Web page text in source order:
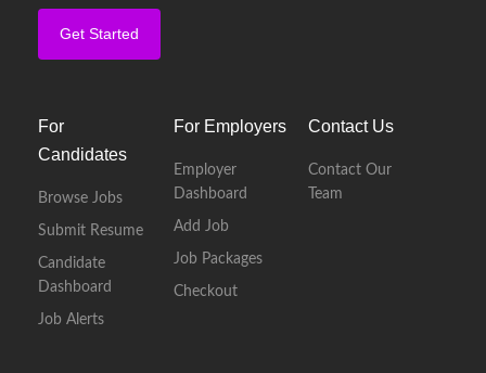
Get Started
For
Candidates
Browse Jobs
Submit Resume
Candidate
Dashboard
Job Alerts
For Employers
Employer
Dashboard
Add Job
Job Packages
Checkout
Contact Us
Contact Our
Team